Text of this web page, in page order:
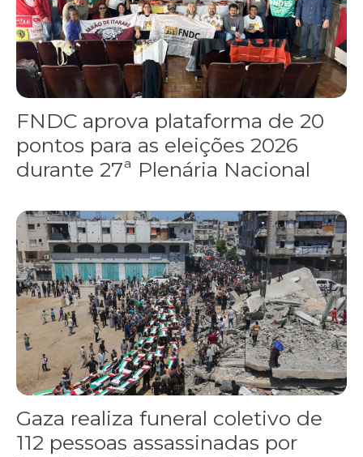
FNDC aprova plataforma de 20
pontos para as eleições 2026
durante 27ª Plenária Nacional
Gaza realiza funeral coletivo de 112 pessoas assassinadas por
Gaza realiza funeral coletivo de
112 pessoas assassinadas por